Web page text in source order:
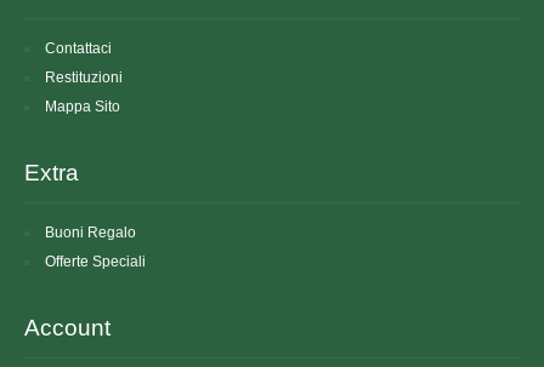
Contattaci
Restituzioni
Mappa Sito
Extra
Buoni Regalo
Offerte Speciali
Account